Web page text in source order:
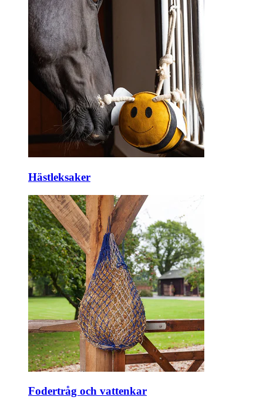
Hästleksaker
Fodertråg och vattenkar